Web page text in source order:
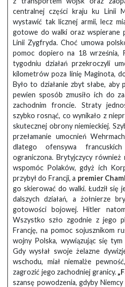
centralnej części kraju ku Linii
wystawić tak licznej armii, lecz
gotowe do walki oraz wspierane
Linii Zygfryda. Choć umowa
pomoc dopiero na 18 września,
tygodniu działań przekroczyli
kilometrów poza linię Maginota,
Było to działanie zbyt słabe,
pewien sposób zmusiło ich do
zachodnim froncie. Straty
szybko rosnąć, co wynikało z
skutecznej obrony niemieckiej.
przełamanie umocnień
dlatego ofensywa
ograniczona. Brytyjczycy
wspomóc Polaków, gdyż ich
przybył do Francji, a premier
go skierować do walki. Łudził się
dalszych działań, a żołnierze
gotowości bojowej. Hitler
Wszystko szło zgodnie z jego
Francję, na pomoc sojusznikom
wojny Polska, wywiązując się
Gdy wysłał swoje żelazne
wschodu, miał niemalże
zagrozić jego zachodniej granicy.
szansę powodzenia, gdyby